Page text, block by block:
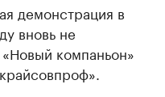
демонстрация в
вновь не
компаньон»